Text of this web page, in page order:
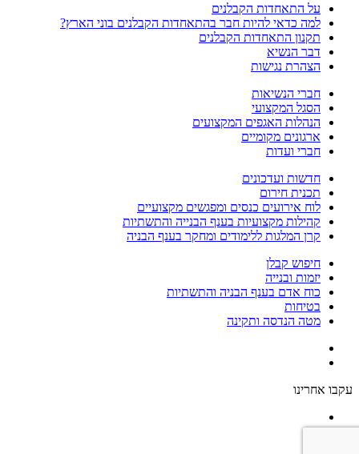
על התאחדות הקבלנים
למה כדאי להיות חבר בהתאחדות הקבלנים בוני הארץ?
תקנון התאחדות הקבלנים
דבר הנשיא
הצהרת נגישות
חברי הנשיאות
הסגל המקצועי
הנהלות האגפים המקצועים
ארגונים מקומיים
חברי ועדות
חדשות ועדכונים
תכנית חירום
לוח אירועים כנסים ומפגשים מקצועיים
קהילות מקצועיות בענף הבנייה והתשתיות
קרן המלגות ללימודים ומחקר בענף הבניה
חיפוש קבלן
יזמות ובנייה
כוח אדם בענף הבניה והתשתיות
בטיחות
מטה הנדסה ותקינה
עקבו אחרינו